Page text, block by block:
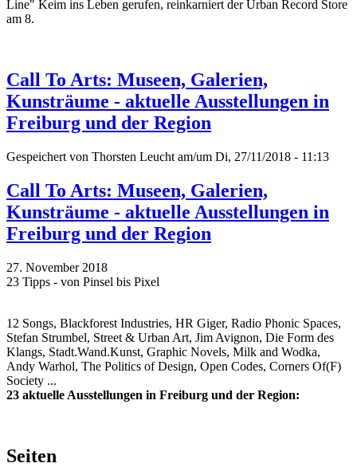
Line" Keim ins Leben gerufen, reinkarniert der Urban Record Store
am 8.
Call To Arts: Museen, Galerien,
Kunsträume - aktuelle Ausstellungen in
Freiburg und der Region
Gespeichert von Thorsten Leucht am/um Di, 27/11/2018 - 11:13
Call To Arts: Museen, Galerien,
Kunsträume - aktuelle Ausstellungen in
Freiburg und der Region
27. November 2018
23 Tipps - von Pinsel bis Pixel
12 Songs, Blackforest Industries, HR Giger, Radio Phonic Spaces,
Stefan Strumbel, Street & Urban Art, Jim Avignon, Die Form des
Klangs, Stadt.Wand.Kunst, Graphic Novels, Milk and Wodka,
Andy Warhol, The Politics of Design, Open Codes, Corners Of(F)
Society ...
23 aktuelle Ausstellungen in Freiburg und der Region:
Seiten